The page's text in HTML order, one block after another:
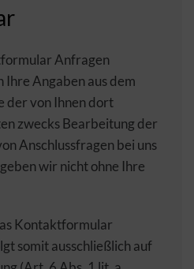
Anfragen
Ihre Angaben aus dem
der von Ihnen dort
zwecks Bearbeitung der
Anschlussfragen bei uns
wir nicht ohne Ihre
Kontaktformular
somit ausschließlich auf